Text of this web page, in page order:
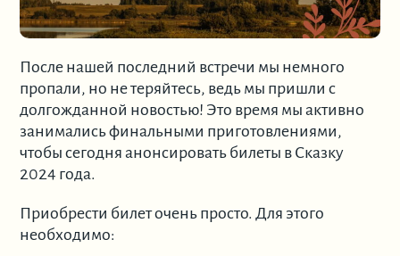
После нашей последний встречи мы немного
пропали, но не теряйтесь, ведь мы пришли с
долгожданной новостью! Это время мы активно
занимались финальными приготовлениями,
чтобы сегодня анонсировать билеты в Сказку
2024 года.
Приобрести билет очень просто. Для этого
необходимо: